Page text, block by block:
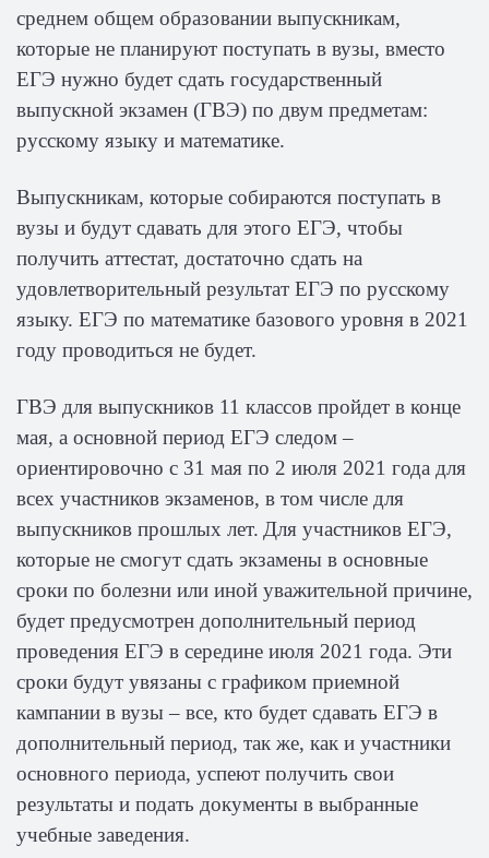
среднем общем образовании выпускникам,
которые не планируют поступать в вузы, вместо
ЕГЭ нужно будет сдать государственный
выпускной экзамен (ГВЭ) по двум предметам:
русскому языку и математике.
Выпускникам, которые собираются поступать в
вузы и будут сдавать для этого ЕГЭ, чтобы
получить аттестат, достаточно сдать на
удовлетворительный результат ЕГЭ по русскому
языку. ЕГЭ по математике базового уровня в 2021
году проводиться не будет.
ГВЭ для выпускников 11 классов пройдет в конце
мая, а основной период ЕГЭ следом –
ориентировочно с 31 мая по 2 июля 2021 года для
всех участников экзаменов, в том числе для
выпускников прошлых лет. Для участников ЕГЭ,
которые не смогут сдать экзамены в основные
сроки по болезни или иной уважительной причине,
будет предусмотрен дополнительный период
проведения ЕГЭ в середине июля 2021 года. Эти
сроки будут увязаны с графиком приемной
кампании в вузы – все, кто будет сдавать ЕГЭ в
дополнительный период, так же, как и участники
основного периода, успеют получить свои
результаты и подать документы в выбранные
учебные заведения.